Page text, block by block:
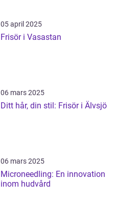
05 april 2025
Frisör i Vasastan
06 mars 2025
Ditt hår, din stil: Frisör i Älvsjö
06 mars 2025
Microneedling: En innovation
inom hudvård